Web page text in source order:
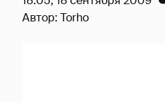
Автор: Torho